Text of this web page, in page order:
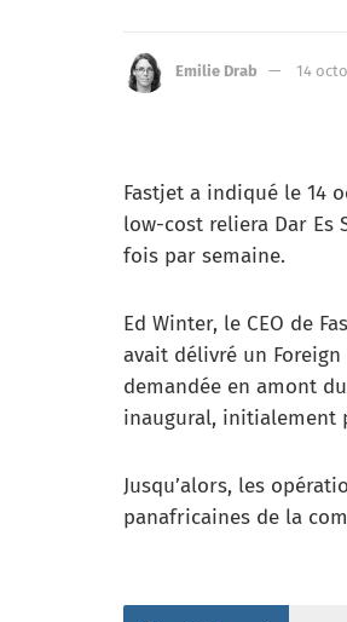
Emilie Drab 14
Fastjet a indiqué le 14
low-cost reliera Dar Es
fois par semaine.
Ed Winter, le CEO de
avait délivré un
demandée en amont
inaugural, initialement
Jusqu’alors, les
panafricaines de la